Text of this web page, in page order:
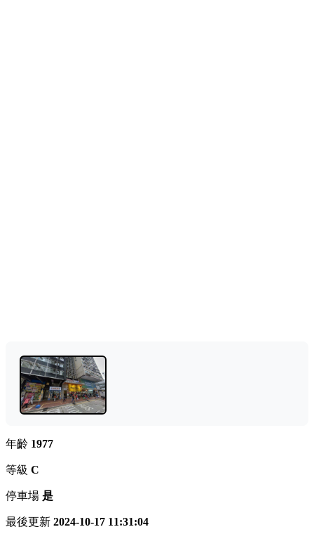
年齡 1977
等級 C
停車場 是
最後更新 2024-10-17 11:31:04